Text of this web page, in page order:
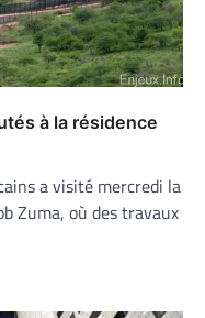
à la résidence
a visité mercredi la
Zuma, où des travaux